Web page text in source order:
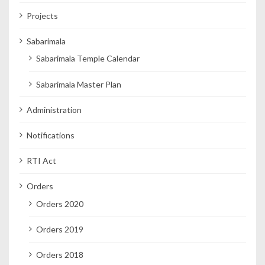
Projects
Sabarimala
Sabarimala Temple Calendar
Sabarimala Master Plan
Administration
Notifications
RTI Act
Orders
Orders 2020
Orders 2019
Orders 2018